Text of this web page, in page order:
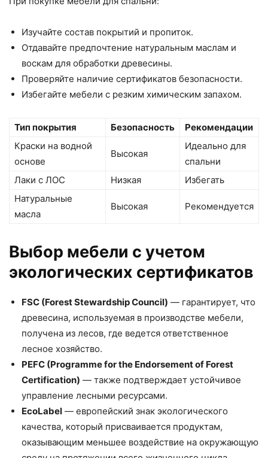
Изучайте состав покрытий и пропиток.
Отдавайте предпочтение натуральным маслам и
воскам для обработки древесины.
Проверяйте наличие сертификатов безопасности.
Избегайте мебели с резким химическим запахом.
Тип покрытия Безопасность
Рекомендации
Краски на водной
основе
Высокая
Идеально для
спальни
Лаки с ЛОС
Низкая
Избегать
Натуральные
масла
Высокая Рекомендуется
Выбор мебели с учетом
экологических сертификатов
FSC (Forest Stewardship Council) — гарантирует, что
древесина, используемая в производстве мебели,
получена из лесов, где ведется ответственное
лесное хозяйство.
PEFC (Programme for the Endorsement of Forest
Certification) — также подтверждает устойчивое
управление лесными ресурсами.
EcoLabel — европейский знак экологического
качества, который присваивается продуктам,
оказывающим меньшее воздействие на окружающую